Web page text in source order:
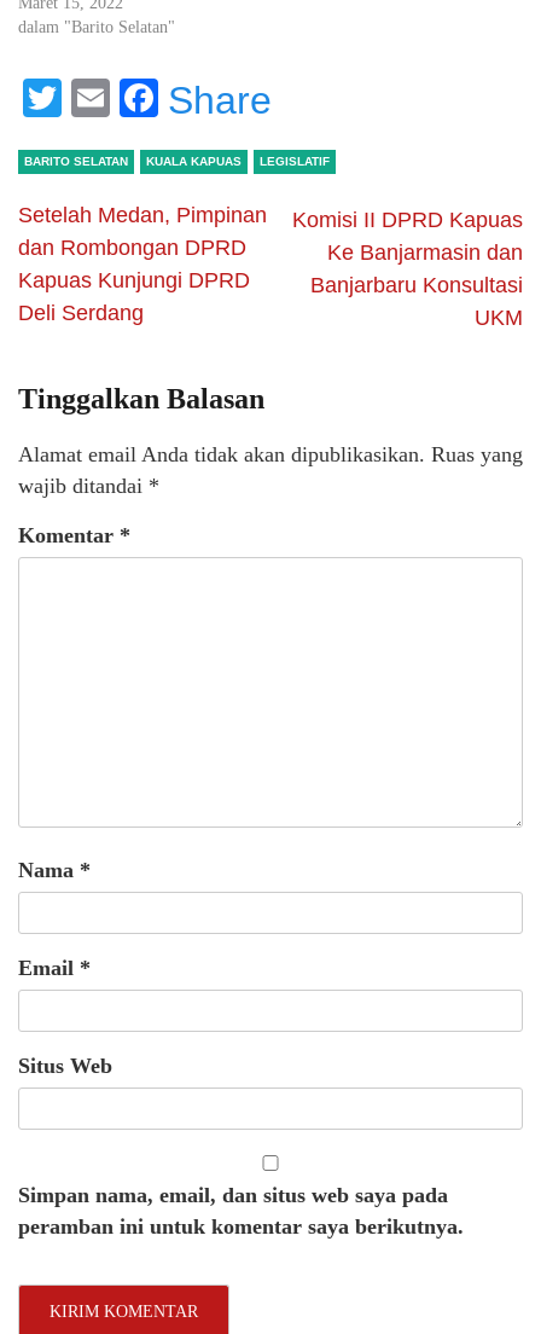
dalam "Barito Selatan"
Twitter
EmailFacebook
Share
BARITO SELATAN KUALA KAPUAS LEGISLATIF
Setelah Medan, Pimpinan
dan Rombongan DPRD
Kapuas Kunjungi DPRD
Deli Serdang
Komisi II DPRD Kapuas
Ke Banjarmasin dan
Banjarbaru Konsultasi
UKM
Tinggalkan Balasan
Alamat email Anda tidak akan dipublikasikan. Ruas yang
wajib ditandai *
Komentar *
Nama *
Email *
Situs Web
Simpan nama, email, dan situs web saya pada
peramban ini untuk komentar saya berikutnya.